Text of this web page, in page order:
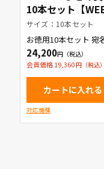
10本セット【
定商品】
サイズ：10本セット
お徳用10本セット 宛
ベル(小)
24,200
会員価格 19,360
カートに入れる
対応機種